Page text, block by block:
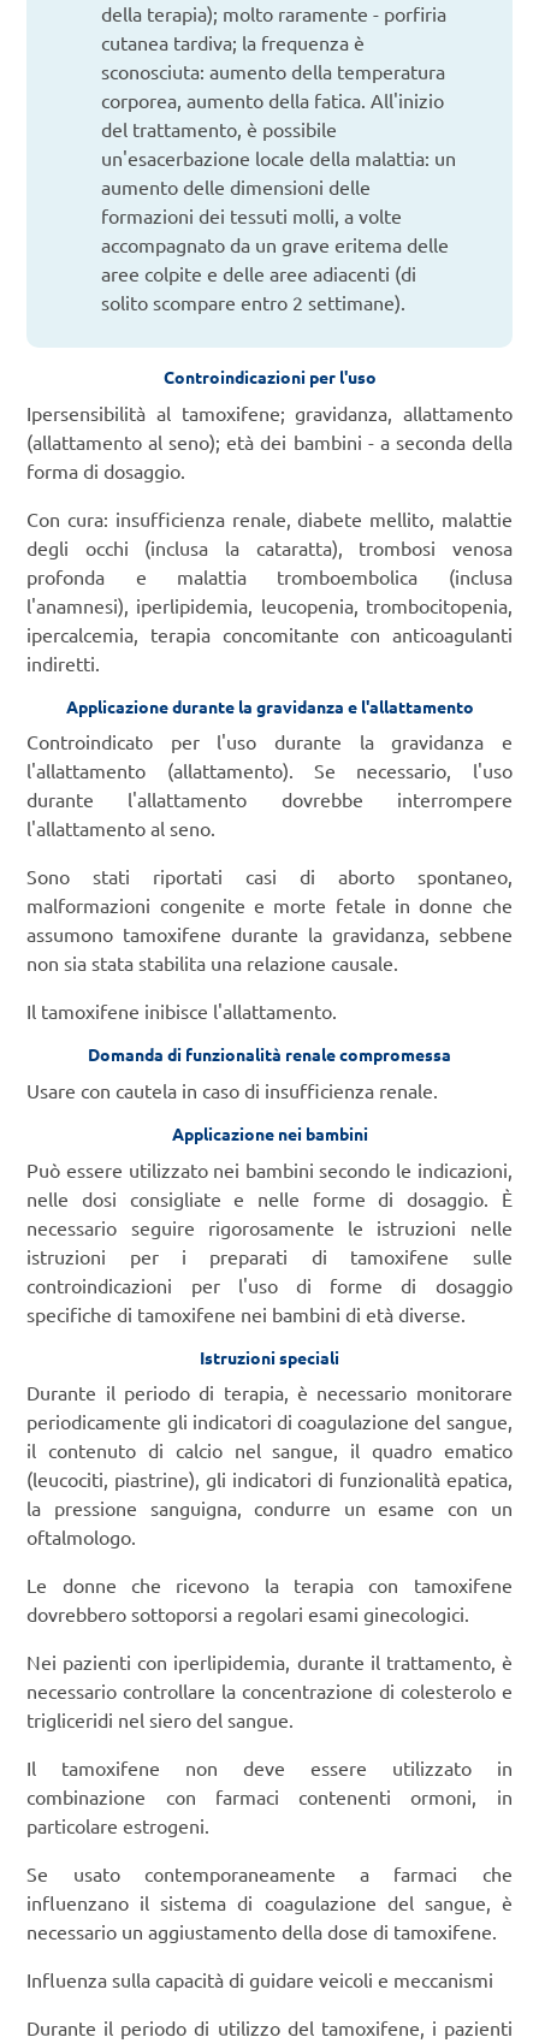
della terapia); molto raramente - porfiria
cutanea tardiva; la frequenza è
sconosciuta: aumento della temperatura
corporea, aumento della fatica. All'inizio
del trattamento, è possibile
un'esacerbazione locale della malattia: un
aumento delle dimensioni delle
formazioni dei tessuti molli, a volte
accompagnato da un grave eritema delle
aree colpite e delle aree adiacenti (di
solito scompare entro 2 settimane).
Controindicazioni per l'uso
Ipersensibilità al tamoxifene; gravidanza, allattamento
(allattamento al seno); età dei bambini - a seconda della
forma di dosaggio.
Con cura: insufficienza renale, diabete mellito, malattie
degli occhi (inclusa la cataratta), trombosi venosa
profonda e malattia tromboembolica (inclusa
l'anamnesi), iperlipidemia, leucopenia, trombocitopenia,
ipercalcemia, terapia concomitante con anticoagulanti
indiretti.
Applicazione durante la gravidanza e l'allattamento
Controindicato per l'uso durante la gravidanza e
l'allattamento (allattamento). Se necessario, l'uso
durante l'allattamento dovrebbe interrompere
l'allattamento al seno.
Sono stati riportati casi di aborto spontaneo,
malformazioni congenite e morte fetale in donne che
assumono tamoxifene durante la gravidanza, sebbene
non sia stata stabilita una relazione causale.
Il tamoxifene inibisce l'allattamento.
Domanda di funzionalità renale compromessa
Usare con cautela in caso di insufficienza renale.
Applicazione nei bambini
Può essere utilizzato nei bambini secondo le indicazioni,
nelle dosi consigliate e nelle forme di dosaggio. È
necessario seguire rigorosamente le istruzioni nelle
istruzioni per i preparati di tamoxifene sulle
controindicazioni per l'uso di forme di dosaggio
specifiche di tamoxifene nei bambini di età diverse.
Istruzioni speciali
Durante il periodo di terapia, è necessario monitorare
periodicamente gli indicatori di coagulazione del sangue,
il contenuto di calcio nel sangue, il quadro ematico
(leucociti, piastrine), gli indicatori di funzionalità epatica,
la pressione sanguigna, condurre un esame con un
oftalmologo.
Le donne che ricevono la terapia con tamoxifene
dovrebbero sottoporsi a regolari esami ginecologici.
Nei pazienti con iperlipidemia, durante il trattamento, è
necessario controllare la concentrazione di colesterolo e
trigliceridi nel siero del sangue.
Il tamoxifene non deve essere utilizzato in
combinazione con farmaci contenenti ormoni, in
particolare estrogeni.
Se usato contemporaneamente a farmaci che
influenzano il sistema di coagulazione del sangue, è
necessario un aggiustamento della dose di tamoxifene.
Influenza sulla capacità di guidare veicoli e meccanismi
Durante il periodo di utilizzo del tamoxifene, i pazienti